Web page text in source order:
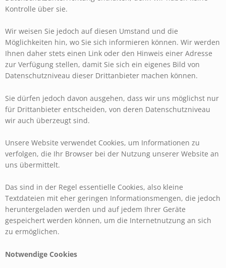
Kontrolle über sie.
Wir weisen Sie jedoch auf diesen Umstand und die
Möglichkeiten hin, wo Sie sich informieren können. Wir werden
Ihnen daher stets einen Link oder den Hinweis einer Adresse
zur Verfügung stellen, damit Sie sich ein eigenes Bild von
Datenschutzniveau dieser Drittanbieter machen können.
Sie dürfen jedoch davon ausgehen, dass wir uns möglichst nur
für Drittanbieter entscheiden, von deren Datenschutzniveau
wir auch überzeugt sind.
Unsere Website verwendet Cookies, um Informationen zu
verfolgen, die Ihr Browser bei der Nutzung unserer Website an
uns übermittelt.
Das sind in der Regel essentielle Cookies, also kleine
Textdateien mit eher geringen Informationsmengen, die jedoch
heruntergeladen werden und auf jedem Ihrer Geräte
gespeichert werden können, um die Internetnutzung an sich
zu ermöglichen.
Notwendige Cookies